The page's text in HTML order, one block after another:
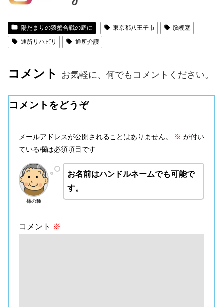
陽だまりの猿蟹合戦の庭に 東京都八王子市
脳梗塞
通所リハビリ
通所介護
コメント お気軽に、何でもコメントください。
コメントをどうぞ
メールアドレスが公開されることはありません。 ※ が付い
ている欄は必須項目です
柿の種
お名前はハンドルネームでも可能で
す。
コメント ※